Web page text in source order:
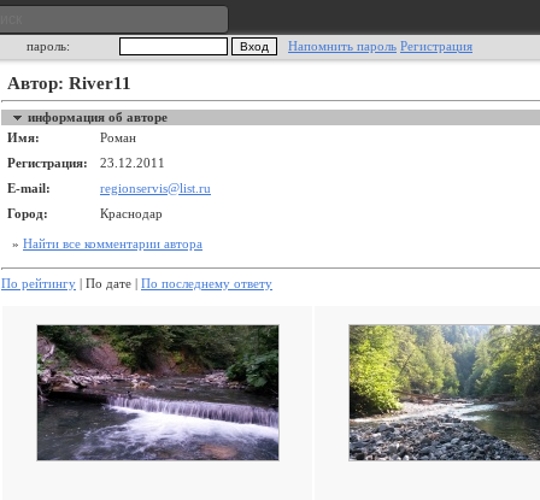
пароль: Напомнить пароль Регистрация
Автор: River11
информация об авторе
Имя:
Роман
Регистрация:
23.12.2011
E-mail:
regionservis@list.ru
Город:
Краснодар
» Найти все комментарии автора
По рейтингу | По дате | По последнему ответу